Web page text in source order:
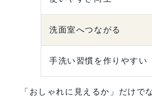
洗面室へつながる
手洗い習慣を作りやすい
「おしゃれに見えるか」だけで